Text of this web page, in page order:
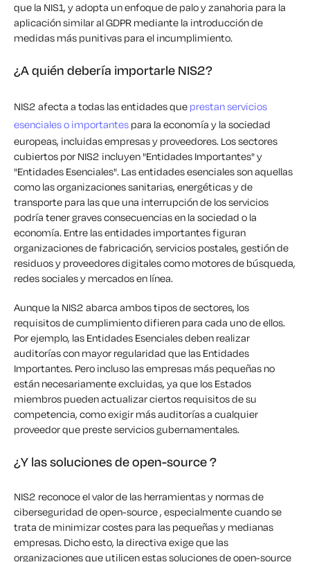
que la NIS1, y adopta un enfoque de palo y zanahoria para la
aplicación similar al GDPR mediante la introducción de
medidas más punitivas para el incumplimiento.
¿A quién debería importarle NIS2?
NIS2 afecta a todas las entidades que prestan servicios
esenciales o importantes para la economía y la sociedad
europeas, incluidas empresas y proveedores. Los sectores
cubiertos por NIS2 incluyen "Entidades Importantes" y
"Entidades Esenciales". Las entidades esenciales son aquellas
como las organizaciones sanitarias, energéticas y de
transporte para las que una interrupción de los servicios
podría tener graves consecuencias en la sociedad o la
economía. Entre las entidades importantes figuran
organizaciones de fabricación, servicios postales, gestión de
residuos y proveedores digitales como motores de búsqueda,
redes sociales y mercados en línea.
Aunque la NIS2 abarca ambos tipos de sectores, los
requisitos de cumplimiento difieren para cada uno de ellos.
Por ejemplo, las Entidades Esenciales deben realizar
auditorías con mayor regularidad que las Entidades
Importantes. Pero incluso las empresas más pequeñas no
están necesariamente excluidas, ya que los Estados
miembros pueden actualizar ciertos requisitos de su
competencia, como exigir más auditorías a cualquier
proveedor que preste servicios gubernamentales.
¿Y las soluciones de open-source ?
NIS2 reconoce el valor de las herramientas y normas de
ciberseguridad de open-source , especialmente cuando se
trata de minimizar costes para las pequeñas y medianas
empresas. Dicho esto, la directiva exige que las
organizaciones que utilicen estas soluciones de open-source